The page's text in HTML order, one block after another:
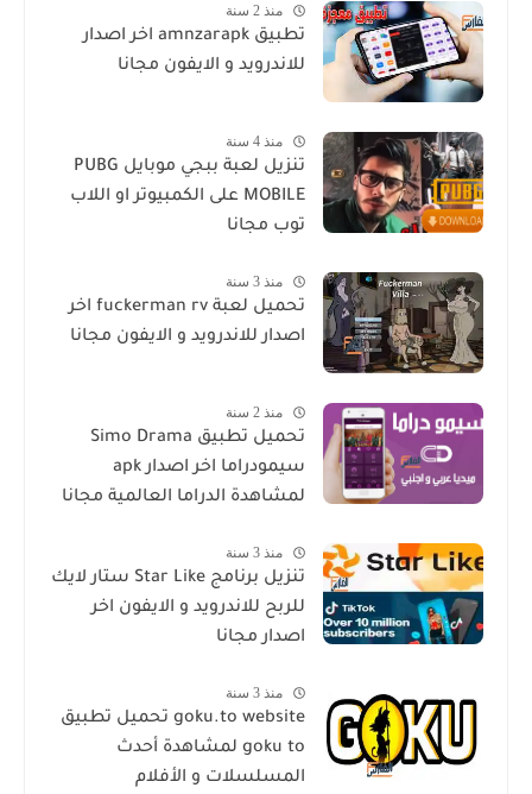
منذ 2 سنة
تطبيق amnzarapk اخر اصدار
للاندرويد و الايفون مجانا
منذ 4 سنة
تنزيل لعبة ببجي موبايل PUBG
MOBILE على الكمبيوتر او اللاب
توب مجانا
منذ 3 سنة
تحميل لعبة fuckerman rv اخر
اصدار للاندرويد و الايفون مجانا
منذ 2 سنة
تحميل تطبيق Simo Drama
سيمودراما اخر اصدار apk
لمشاهدة الدراما العالمية مجانا
منذ 3 سنة
تنزيل برنامج Star Like ستار لايك
للربح للاندرويد و الايفون اخر
اصدار مجانا
منذ 3 سنة
goku.to website تحميل تطبيق
goku to لمشاهدة أحدث
المسلسلات و الأفلام